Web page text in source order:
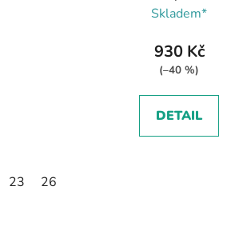
Skladem*
930 Kč
(–40 %)
DETAIL
23 26